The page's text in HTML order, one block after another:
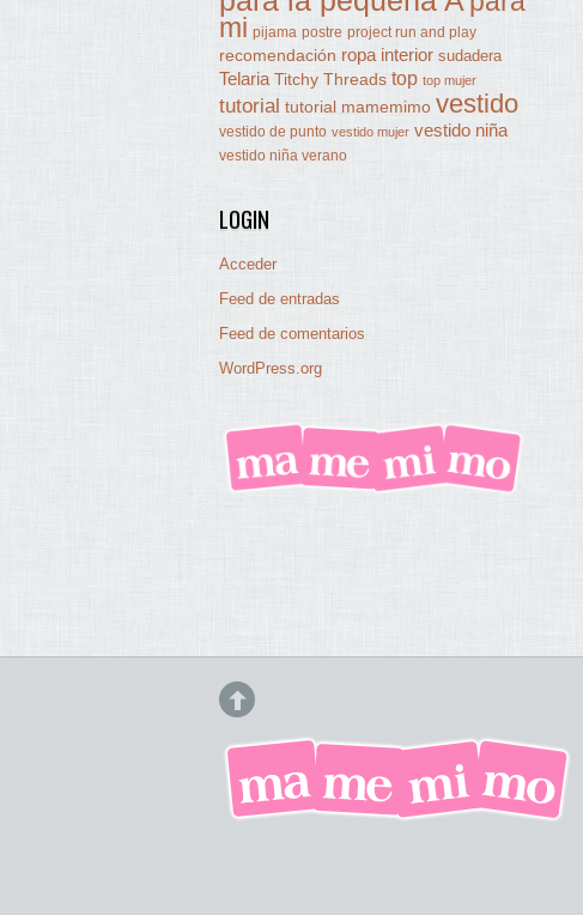
mi pijama postre project run and play
recomendación ropa interior sudadera
Telaria Titchy Threads top top mujer
tutorial tutorial mamemimo vestido
vestido de punto vestido mujer vestido niña
vestido niña verano
LOGIN
Acceder
Feed de entradas
Feed de comentarios
WordPress.org